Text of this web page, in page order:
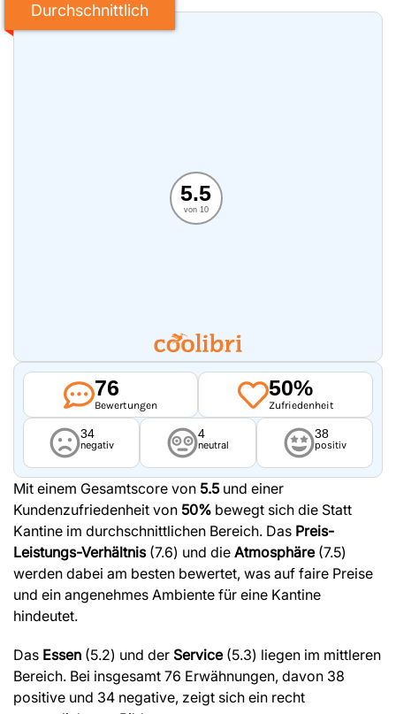
Durchschnittlich
5.5
von 10
76
Bewertungen
50%
Zufriedenheit
34
negativ
4
neutral
38
positiv
Mit einem Gesamtscore von 5.5und einer
Kundenzufriedenheit von 50% bewegt sich die Statt
Kantine im durchschnittlichen Bereich. Das Preis-
Leistungs-Verhältnis(7.6) und die Atmosphäre(7.5)
werden dabei am besten bewertet, was auf faire Preise
und ein angenehmes Ambiente für eine Kantine
hindeutet.
Das Essen (5.2) und der Service(5.3) liegen im mittleren
Bereich. Bei insgesamt 76 Erwähnungen, davon 38
positive und 34 negative, zeigt sich ein recht